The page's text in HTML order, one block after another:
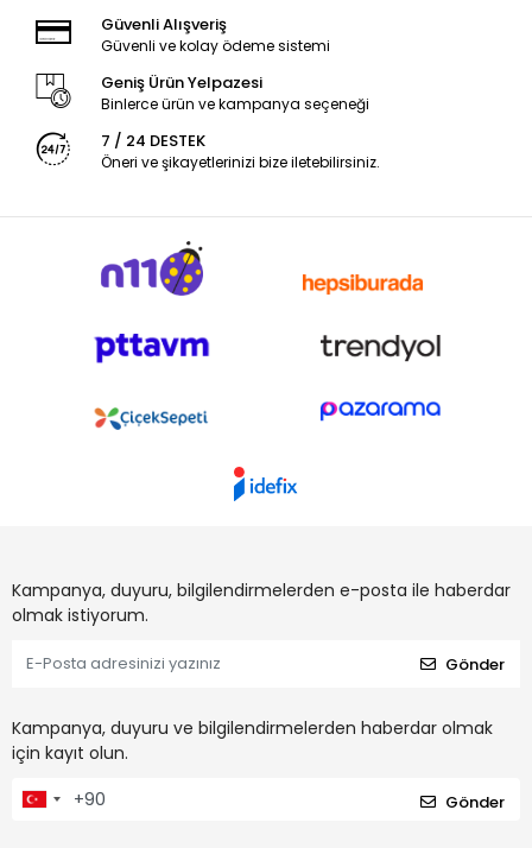
Güvenli Alışveriş
Güvenli ve kolay ödeme sistemi
Geniş Ürün Yelpazesi
Binlerce ürün ve kampanya seçeneği
7 / 24 DESTEK
Öneri ve şikayetlerinizi bize iletebilirsiniz.
Kampanya, duyuru, bilgilendirmelerden e-posta ile haberdar
olmak istiyorum.
Gönder
Kampanya, duyuru ve bilgilendirmelerden haberdar olmak
için kayıt olun.
Gönder